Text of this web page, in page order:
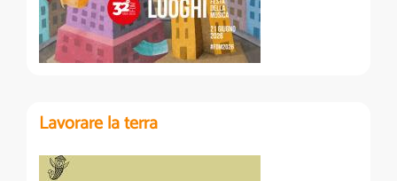
Lavorare la terra